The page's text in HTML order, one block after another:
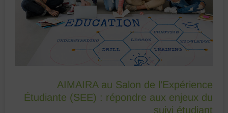
AIMAIRA au Salon de l’Expérience
Étudiante (SEE) : répondre aux enjeux du
suivi étudiant